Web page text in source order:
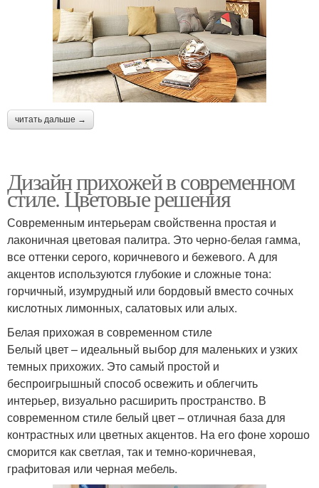
читать дальше →
Дизайн прихожей в современном
стиле. Цветовые решения
Современным интерьерам свойственна простая и
лаконичная цветовая палитра. Это черно-белая гамма,
все оттенки серого, коричневого и бежевого. А для
акцентов используются глубокие и сложные тона:
горчичный, изумрудный или бордовый вместо сочных
кислотных лимонных, салатовых или алых.
Белая прихожая в современном стиле
Белый цвет – идеальный выбор для маленьких и узких
темных прихожих. Это самый простой и
беспроигрышный способ освежить и облегчить
интерьер, визуально расширить пространство. В
современном стиле белый цвет – отличная база для
контрастных или цветных акцентов. На его фоне хорошо
сморится как светлая, так и темно-коричневая,
графитовая или черная мебель.